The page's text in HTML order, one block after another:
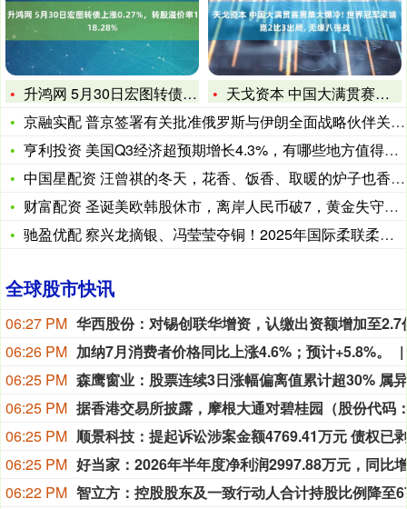
升鸿网 5月30日宏图转债上涨0.27%，转股溢价率118.
天戈资本 中国大满贯赛男单大爆冷! 世界冠军梁靖崑2比3出局
京融实配 普京签署有关批准俄罗斯与伊朗全面战略伙伴关系条约的
亨利投资 美国Q3经济超预期增长4.3%，有哪些地方值得关注
中国星配资 汪曾祺的冬天，花香、饭香、取暖的炉子也香……
财富配资 圣诞美欧韩股休市，离岸人民币破7，黄金失守4500
驰盈优配 察兴龙摘银、冯莹莹夺铜！2025年国际柔联柔道大奖
全球股市快讯
06:27 PM
06:26 PM 加纳7月消费者价格同比上涨4.6%；预计+5.8%。
06:25 PM
06:25 PM
06:25 PM
06:25 PM
06:22 PM